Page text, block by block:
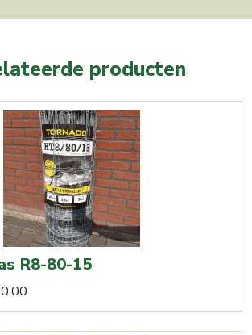
producten
R8-80-15
€ 145,00
product